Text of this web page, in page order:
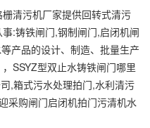
清污机厂家提供回转式清污
:铸铁闸门,钢制闸门,启闭机闸
产品的设计、制造、批量生产
SSYZ型双止水铸铁闸门哪里
,箱式污水处理拍门,水利清污
采购闸门启闭机拍门污清机水